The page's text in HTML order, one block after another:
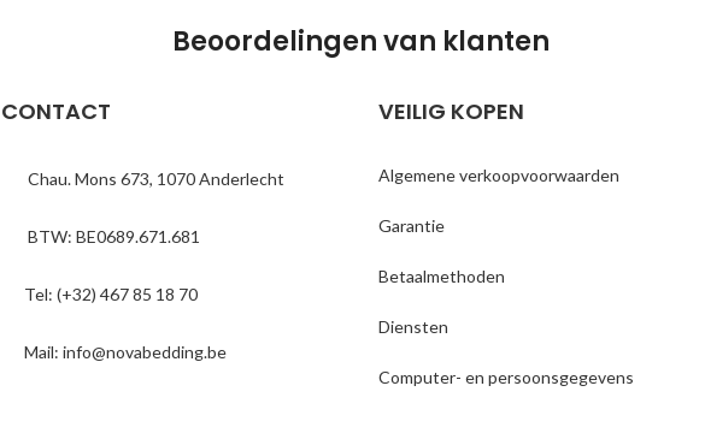
Beoordelingen van klanten
CONTACT
Chau. Mons 673, 1070 Anderlecht
BTW: BE0689.671.681
Tel: (+32) 467 85 18 70
Mail: info@novabedding.be
VEILIG KOPEN
Algemene verkoopvoorwaarden
Garantie
Betaalmethoden
Diensten
Computer- en persoonsgegevens